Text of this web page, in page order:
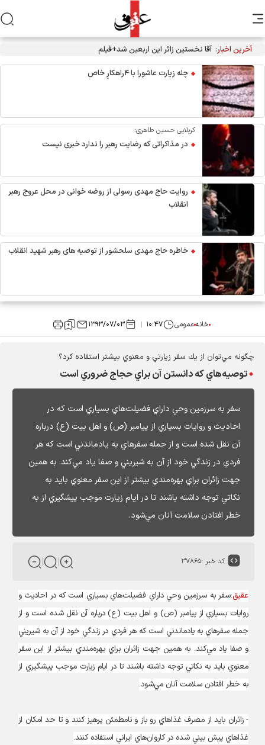
آخرین اخبار: آقا نخستین زائر این اربعین شد+فیلم
چله زیارت عاشورا با ۴راهکارِ خاص
کربلایی حسین طاهری:
در مذاکراتی که رضایت رهبر را ندارد خبری نیست
روایت حاج مهدی رسولی از روضه خوانی در محل عروج رهبر
انقلاب
خاطره حاج مهدی سلحشور از توصیه های رهبر شهید انقلاب
خانهعمومی ۱۰:۴۷ ۱۳۹۳/۰۷/۰۳
چگونه مي‌توان از يك سفر زيارتي و معنوي بيشتر استفاده كرد؟
توصيه‌هاي كه دانستن آن براي حجاج ضروري است
سفر به سرزمين وحي داراي فضيلت‌هاي بسياري است كه در
احاديث و روايات بسياري از پيامبر (ص) و اهل بيت (ع) درباره
آن نقل شده است و از جمله سفرهاي به يادماندني است كه هر
فردي در زندگي خود از آن به شيريني و صفا ياد مي‌كند. به همين
جهت زائران براي بهره‌مندي بيشتر از اين سفر معنوي بايد به
نكاتي توجه داشته باشند تا در ايام زيارت موجب پيشگيري از به
خطر افتادن سلامت آنان مي‌شود.
کد خبر :۳۷۸۶۵
عقیق:سفر به سرزمين وحي داراي فضيلت‌هاي بسياري است كه در احاديث و
روايات بسياري از پيامبر (ص) و اهل بيت (ع) درباره آن نقل شده است و از
جمله سفرهاي به يادماندني است كه هر فردي در زندگي خود از آن به شيريني
و صفا ياد مي‌كند. به همين جهت زائران براي بهره‌مندي بيشتر از اين سفر
معنوي بايد به نكاتي توجه داشته باشند تا در ايام زيارت موجب پيشگيري از
به خطر افتادن سلامت آنان مي‌شود.
- زائران بايد از مصرف غذاهاي رو باز و نامطمئن پرهيز كنند و تا حد امكان از
غذاهاي پيش بيني شده در كاروان‌هاي ايراني استفاده كنند.